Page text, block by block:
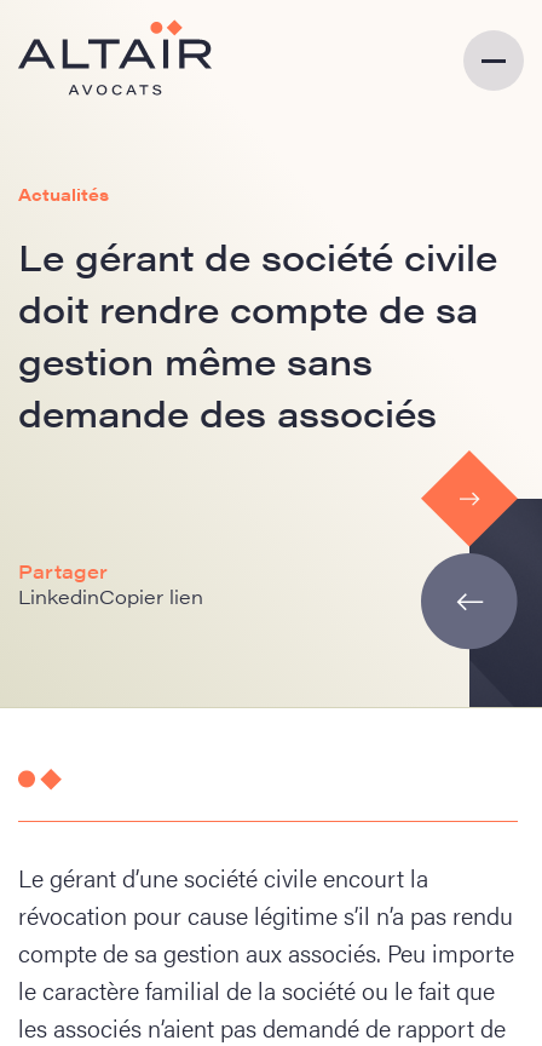
Actualités
Le gérant de société civile
doit rendre compte de sa
gestion même sans
demande des associés
Partager
LinkedinCopier lien
Le gérant d’une société civile encourt la
révocation pour cause légitime s’il n’a pas rendu
compte de sa gestion aux associés. Peu importe
le caractère familial de la société ou le fait que
les associés n’aient pas demandé de rapport de